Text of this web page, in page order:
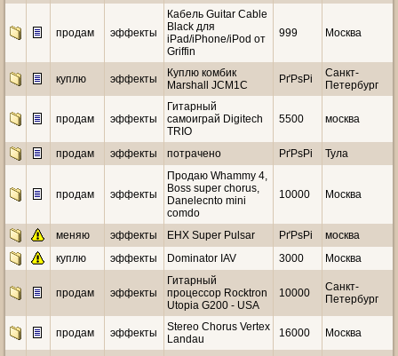
продам эффекты
Кабель Guitar Cable
Black для
iPad/iPhone/iPod от
Griffin
999 Москва
куплю эффекты
Куплю комбик
Marshall JCM1C
РґРѕРі
Санкт-
Петербург
продам эффекты
Гитарный
самоиграй Digitech
TRIO
5500 москва
продам эффекты потрачено РґРѕРі Тула
продам эффекты
Продаю Whammy 4,
Boss super chorus,
Danelecnto mini
comdo
10000 Москва
меняю эффекты EHX Super Pulsar РґРѕРі
москва
куплю
эффекты Dominator IAV 3000 Москва
продам эффекты
Гитарный
процессор Rocktron
Utopia G200 - USA
10000
Санкт-
Петербург
продам эффекты
Stereo Chorus Vertex
Landau
16000 Москва